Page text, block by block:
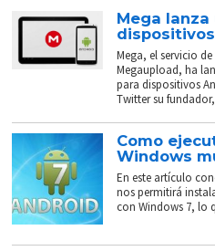
Mega lanza
Mega, el servicio
Megaupload, ha
para dispositivos
Twitter su
Como
Windows
En este artículo
nos permitirá
con Windows 7, lo